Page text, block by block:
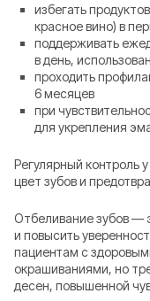
избегать
красное вино) в
поддерживать
в день,
проходить
6 месяцев
при
для укрепления
Регулярный контроль
цвет зубов и
Отбеливание зубов —
и повысить
пациентам с
окрашиваниями, но
десен, повышенной